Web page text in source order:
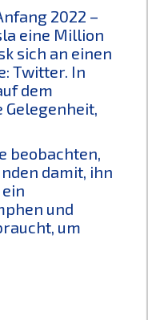
2022 –
eine Million
sich an einen
Twitter. In
dem
beobachten,
damit, ihn
und
um